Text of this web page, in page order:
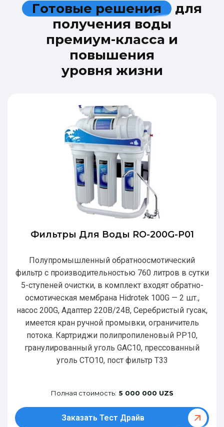
Готовые решения для
получения воды
премиум-класса и
повышения
уровня жизни
Фильтры Для Воды RO-200G-P01
Полупромышленный обратноосмотический
фильтр с производительностью 760 литров в сутки
5-ступеней очистки, в комплект входят обратно-
осмотическая мембрана Hidrotek 100G — 2 шт.,
насос 200G, Адаптер 220В/24В, Серебристый гусак,
имеется кран ручной промывки, ограничитель
потока. Картриджи полипропиленовый РР10,
гранулированный уголь GAC10, прессованный
уголь CTO10, пост фильтр T33
Полная стоимость: 5 000 000 UZS
Заказать Тест Драйв